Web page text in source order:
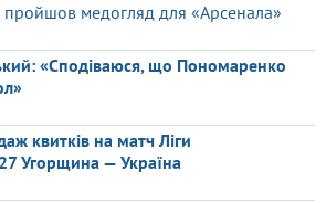
пройшов медогляд для «Арсенала»
«Сподіваюся, що Пономаренко
квитків на матч Ліги
Угорщина — Україна